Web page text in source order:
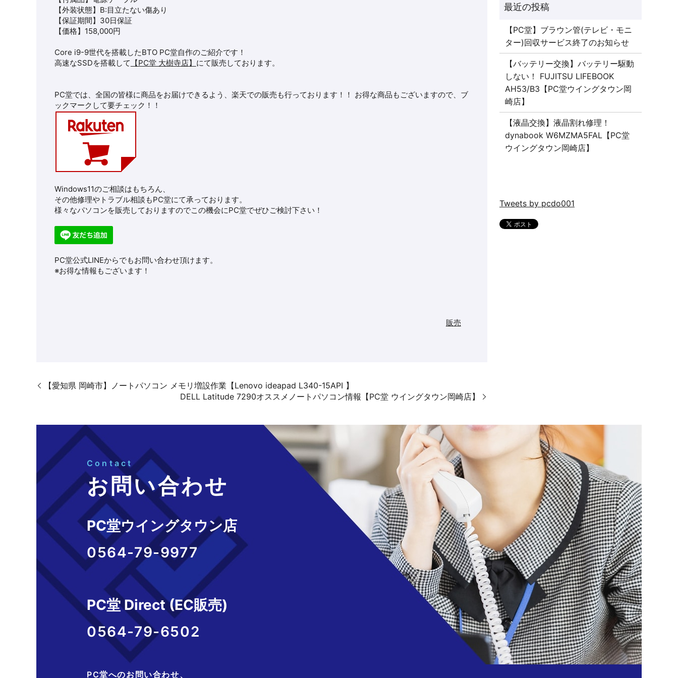
【外装状態】B:目立たない傷あり
【保証期間】30日保証
【価格】158,000円
Core i9-9世代を搭載したBTO PC堂自作のご紹介です！
高速なSSDを搭載して 【PC堂 大樹寺店】 にて販売しております。
PC堂では、全国の皆様に商品をお届けできるよう、楽天での販売も行っております！！ お得な商品もございますので、ブ
ックマークして要チェック！！
Windows11のご相談はもちろん、
その他修理やトラブル相談もPC堂にて承っております。
様々なパソコンを販売しておりますのでこの機会にPC堂でぜひご検討下さい！
PC堂公式LINEからでもお問い合わせ頂けます。
※お得な情報もございます！
販売
【愛知県 岡崎市】ノートパソコン メモリ増設作業【Lenovo ideapad L340-15API 】
DELL Latitude 7290オススメノートパソコン情報【PC堂 ウイングタウン岡崎店】
【PC堂】ブラウン管(テレビ・モニ
ター)回収サービス終了のお知らせ
【バッテリー交換】バッテリー駆動
しない！ FUJITSU LIFEBOOK
AH53/B3【PC堂ウイングタウン岡
崎店】
【液晶交換】液晶割れ修理！
dynabook W6MZMA5FAL【PC堂
ウイングタウン岡崎店】
Tweets by pcdo001
Contact
お問い合わせ
PC堂ウイングタウン店
0564-79-9977
PC堂 Direct (EC販売)
0564-79-6502
PC堂へのお問い合わせ、